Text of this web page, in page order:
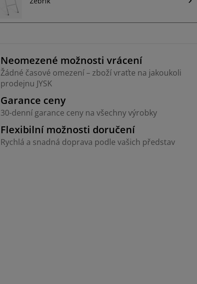
Neomezené možnosti vrácení
Žádné časové omezení – zboží vraťte na jakoukoli
prodejnu JYSK
Garance ceny
30-denní garance ceny na všechny výrobky
Flexibilní možnosti doručení
Rychlá a snadná doprava podle vašich představ